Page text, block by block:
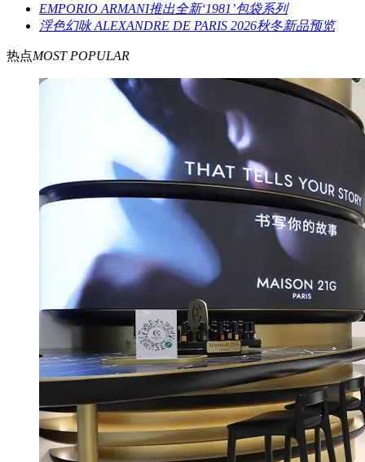
EMPORIO ARMANI推出全新‘1981’包袋系列
浮色幻咏 ALEXANDRE DE PARIS 2026秋冬新品预览
热点MOST POPULAR